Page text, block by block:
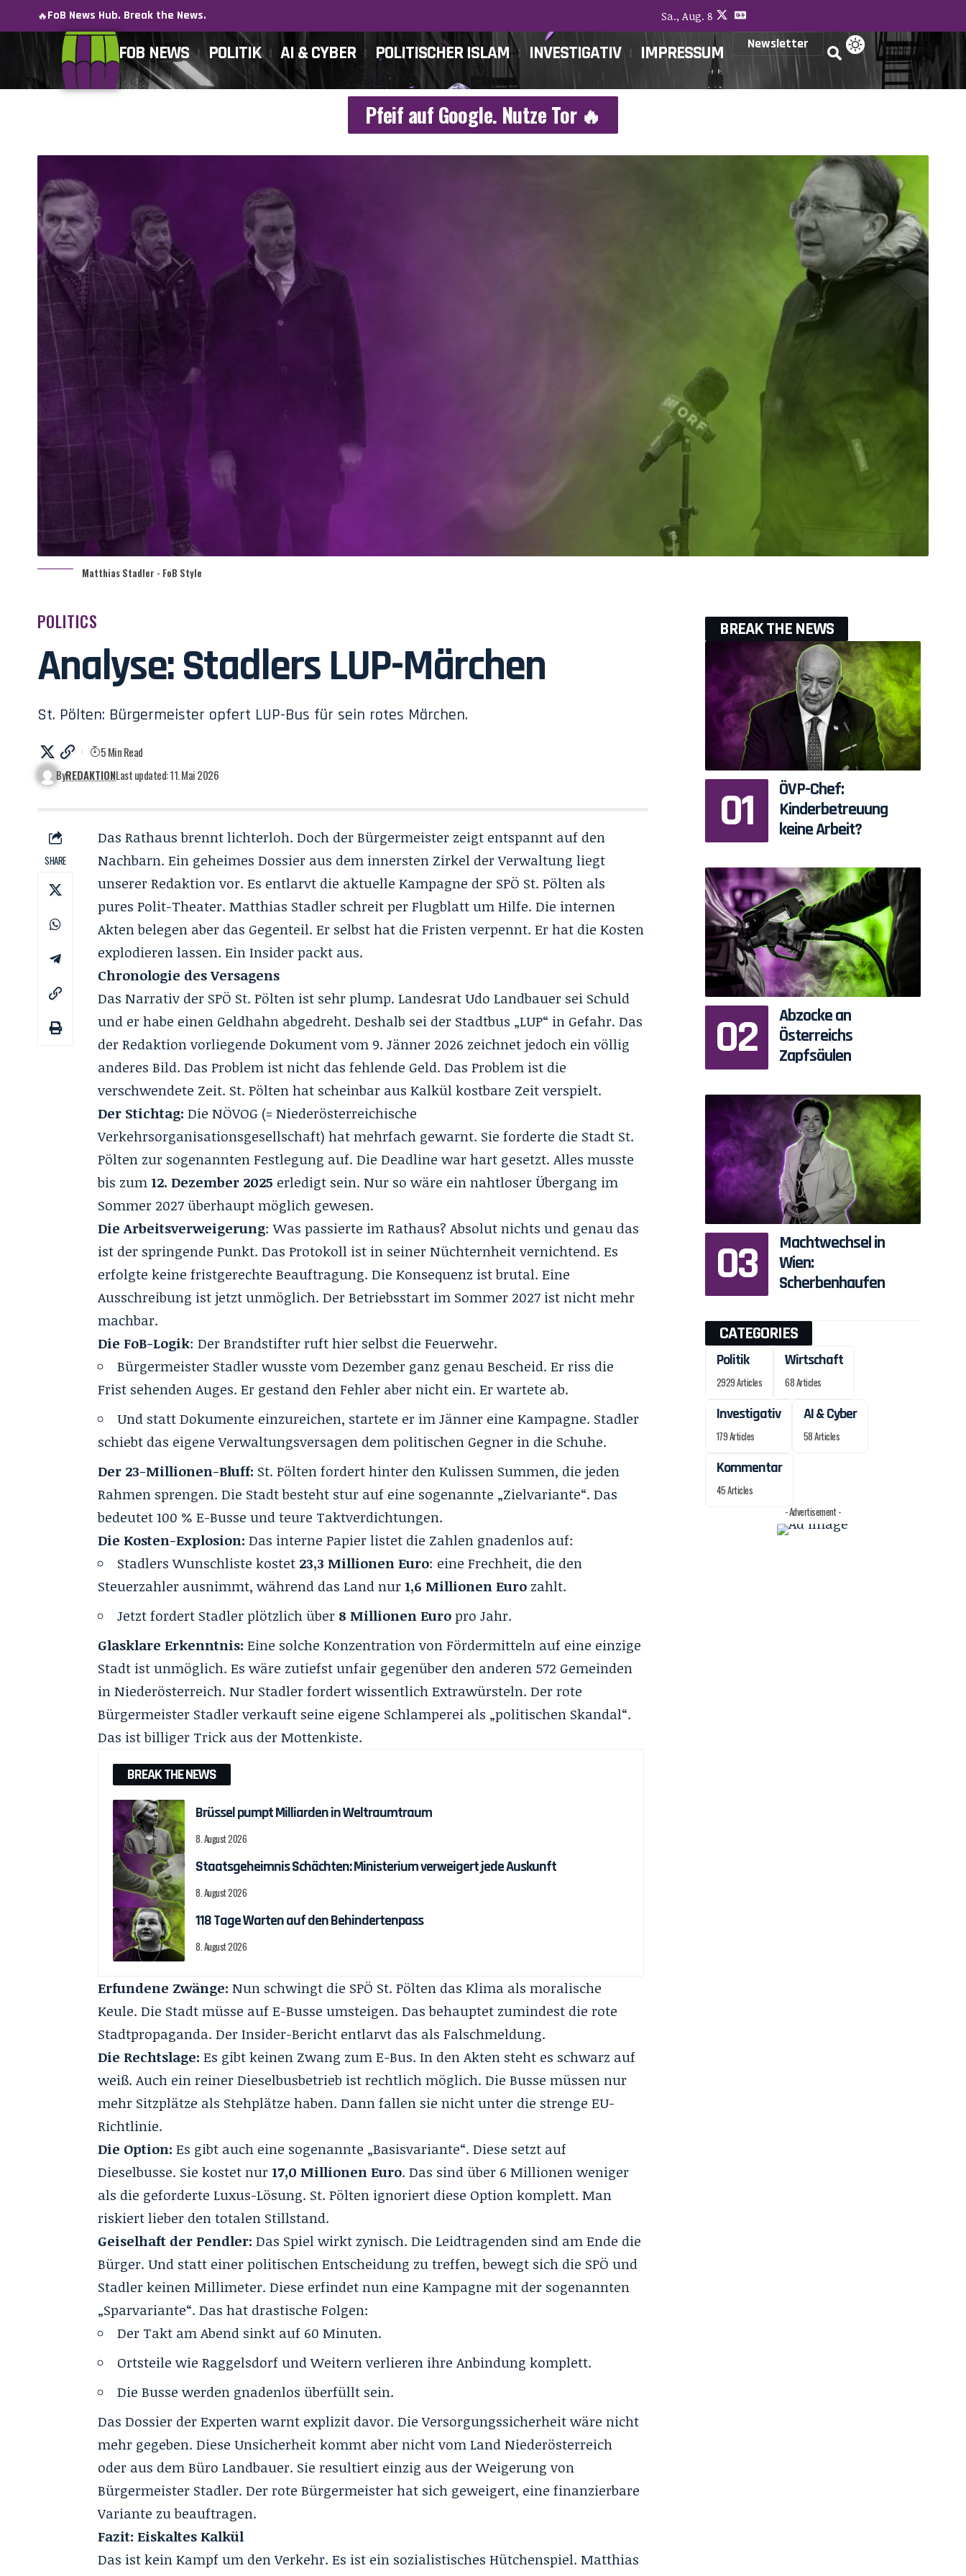
🔥FoB News Hub. Break the News. Sa., Aug. 8
FOB NEWS POLITIK AI & CYBER POLITISCHER ISLAM INVESTIGATIV IMPRESSUM Newsletter
Pfeif auf Google. Nutze Tor 🔥
Matthias Stadler - FoB Style
POLITICS
Analyse: Stadlers LUP-Märchen
St. Pölten: Bürgermeister opfert LUP-Bus für sein rotes Märchen.
ByREDAKTIONLast updated: 11. Mai 2026
5 Min Read
SHARE
Das Rathaus brennt lichterloh. Doch der Bürgermeister zeigt entspannt auf den
Nachbarn. Ein geheimes Dossier aus dem innersten Zirkel der Verwaltung liegt
unserer Redaktion vor. Es entlarvt die aktuelle Kampagne der SPÖ St. Pölten als
pures Polit-Theater. Matthias Stadler schreit per Flugblatt um Hilfe. Die internen
Akten belegen aber das Gegenteil. Er selbst hat die Fristen verpennt. Er hat die Kosten
explodieren lassen. Ein Insider packt aus.
Chronologie des Versagens
Das Narrativ der SPÖ St. Pölten ist sehr plump. Landesrat Udo Landbauer sei Schuld
und er habe einen Geldhahn abgedreht. Deshalb sei der Stadtbus „LUP“ in Gefahr. Das
der Redaktion vorliegende Dokument vom 9. Jänner 2026 zeichnet jedoch ein völlig
anderes Bild. Das Problem ist nicht das fehlende Geld. Das Problem ist die
verschwendete Zeit. St. Pölten hat scheinbar aus Kalkül kostbare Zeit verspielt.
Der Stichtag:Die NÖVOG (= Niederösterreichische
Verkehrsorganisationsgesellschaft) hat mehrfach gewarnt. Sie forderte die Stadt St.
Pölten zur sogenannten Festlegung auf. Die Deadline war hart gesetzt. Alles musste
bis zum12. Dezember 2025 erledigt sein. Nur so wäre ein nahtloser Übergang im
Sommer 2027 überhaupt möglich gewesen.
Die Arbeitsverweigerung: Was passierte im Rathaus? Absolut nichts und genau das
ist der springende Punkt. Das Protokoll ist in seiner Nüchternheit vernichtend. Es
erfolgte keine fristgerechte Beauftragung. Die Konsequenz ist brutal. Eine
Ausschreibung ist jetzt unmöglich. Der Betriebsstart im Sommer 2027 ist nicht mehr
machbar.
Die FoB-Logik: Der Brandstifter ruft hier selbst die Feuerwehr.
Bürgermeister Stadler wusste vom Dezember ganz genau Bescheid. Er riss die
Frist sehenden Auges. Er gestand den Fehler aber nicht ein. Er wartete ab.
Und statt Dokumente einzureichen, startete er im Jänner eine Kampagne. Stadler
schiebt das eigene Verwaltungsversagen dem politischen Gegner in die Schuhe.
Der 23-Millionen-Bluff: St. Pölten fordert hinter den Kulissen Summen, die jeden
Rahmen sprengen. Die Stadt besteht stur auf eine sogenannte „Zielvariante“. Das
bedeutet 100 % E-Busse und teure Taktverdichtungen.
Die Kosten-Explosion: Das interne Papier listet die Zahlen gnadenlos auf:
Stadlers Wunschliste kostet 23,3 Millionen Euro: eine Frechheit, die den
Steuerzahler ausnimmt, während das Land nur1,6 Millionen Euro zahlt.
Jetzt fordert Stadler plötzlich über 8 Millionen Europro Jahr.
Glasklare Erkenntnis: Eine solche Konzentration von Fördermitteln auf eine einzige
Stadt ist unmöglich. Es wäre zutiefst unfair gegenüber den anderen 572 Gemeinden
in Niederösterreich. Nur Stadler fordert wissentlich Extrawürsteln. Der rote
Bürgermeister Stadler verkauft seine eigene Schlamperei als „politischen Skandal“.
Das ist billiger Trick aus der Mottenkiste.
BREAK THE NEWS
Brüssel pumpt Milliarden in Weltraumtraum
8. August 2026
Staatsgeheimnis Schächten: Ministerium verweigert jede Auskunft
8. August 2026
118 Tage Warten auf den Behindertenpass
8. August 2026
Erfundene Zwänge:Nun schwingt die SPÖ St. Pölten das Klima als moralische
Keule. Die Stadt müsse auf E-Busse umsteigen. Das behauptet zumindest die rote
Stadtpropaganda. Der Insider-Bericht entlarvt das als Falschmeldung.
Die Rechtslage: Es gibt keinen Zwang zum E-Bus. In den Akten steht es schwarz auf
weiß. Auch ein reiner Dieselbusbetrieb ist rechtlich möglich. Die Busse müssen nur
mehr Sitzplätze als Stehplätze haben. Dann fallen sie nicht unter die strenge EU-
Richtlinie.
Die Option: Es gibt auch eine sogenannte „Basisvariante“. Diese setzt auf
Dieselbusse. Sie kostet nur17,0 Millionen Euro. Das sind über 6 Millionen weniger
als die geforderte Luxus-Lösung. St. Pölten ignoriert diese Option komplett. Man
riskiert lieber den totalen Stillstand.
Geiselhaft der Pendler:Das Spiel wirkt zynisch. Die Leidtragenden sind am Ende die
Bürger. Und statt einer politischen Entscheidung zu treffen, bewegt sich die SPÖ und
Stadler keinen Millimeter. Diese erfindet nun eine Kampagne mit der sogenannten
„Sparvariante“. Das hat drastische Folgen:
Der Takt am Abend sinkt auf 60 Minuten.
Ortsteile wie Raggelsdorf und Weitern verlieren ihre Anbindung komplett.
Die Busse werden gnadenlos überfüllt sein.
Das Dossier der Experten warnt explizit davor. Die Versorgungssicherheit wäre nicht
mehr gegeben. Diese Unsicherheit kommt aber nicht vom Land Niederösterreich
oder aus dem Büro Landbauer. Sie resultiert einzig aus der Weigerung von
Bürgermeister Stadler. Der rote Bürgermeister hat sich geweigert, eine finanzierbare
Variante zu beauftragen.
Fazit: Eiskaltes Kalkül
Das ist kein Kampf um den Verkehr. Es ist ein sozialistisches Hütchenspiel. Matthias
BREAK THE NEWS
ÖVP-Chef:
Kinderbetreuung
keine Arbeit?
Abzocke an
Österreichs
Zapfsäulen
Machtwechsel in
Wien:
Scherbenhaufen
CATEGORIES
Politik
2929 Articles
Wirtschaft
68 Articles
Investigativ
179 Articles
AI & Cyber
58 Articles
Kommentar
45 Articles
- Advertisement -